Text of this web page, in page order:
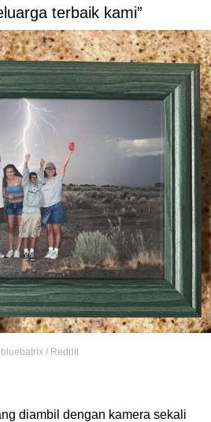
terbaik kami”
bluebatrix / Reddit
diambil dengan kamera sekali